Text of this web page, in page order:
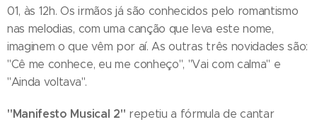
01, às 12h. Os irmãos já são conhecidos pelo romantismo
nas melodias, com uma canção que leva este nome,
imaginem o que vêm por aí. As outras três novidades são:
"Cê me conhece, eu me conheço", "Vai com calma" e
"Ainda voltava".
"Manifesto Musical 2" repetiu a fórmula de cantar